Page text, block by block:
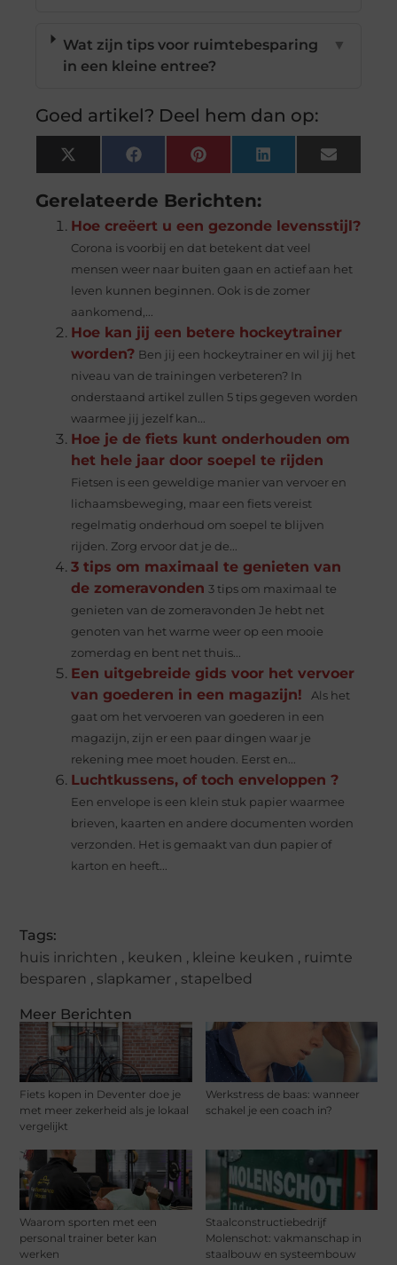
Meer Berichten
Fiets kopen in Deventer doe je
met meer zekerheid als je lokaal
vergelijkt
Werkstress de baas: wanneer
schakel je een coach in?
Waarom sporten met een
personal trainer beter kan
werken
Staalconstructiebedrijf
Molenschot: vakmanschap in
staalbouw en systeembouw
Wat zijn tips voor ruimtebesparing
in een kleine entree?
▼
Goed artikel? Deel hem dan op:
X
(Twitter)
FacebookPinterestLinkedInEmail
Gerelateerde Berichten:
Hoe creëert u een gezonde levensstijl?
Corona is voorbij en dat betekent dat veel
mensen weer naar buiten gaan en actief aan het
leven kunnen beginnen. Ook is de zomer
aankomend,...
Hoe kan jij een betere hockeytrainer
worden? Ben jij een hockeytrainer en wil jij het
niveau van de trainingen verbeteren? In
onderstaand artikel zullen 5 tips gegeven worden
waarmee jij jezelf kan...
Hoe je de fiets kunt onderhouden om
het hele jaar door soepel te rijden
Fietsen is een geweldige manier van vervoer en
lichaamsbeweging, maar een fiets vereist
regelmatig onderhoud om soepel te blijven
rijden. Zorg ervoor dat je de...
3 tips om maximaal te genieten van
de zomeravonden 3 tips om maximaal te
genieten van de zomeravonden Je hebt net
genoten van het warme weer op een mooie
zomerdag en bent net thuis...
Een uitgebreide gids voor het vervoer
van goederen in een magazijn!
Als het
gaat om het vervoeren van goederen in een
magazijn, zijn er een paar dingen waar je
rekening mee moet houden. Eerst en...
Luchtkussens, of toch enveloppen ?
Een envelope is een klein stuk papier waarmee
brieven, kaarten en andere documenten worden
verzonden. Het is gemaakt van dun papier of
karton en heeft...
Tags:
huis inrichten , keuken , kleine keuken , ruimte
besparen , slapkamer , stapelbed